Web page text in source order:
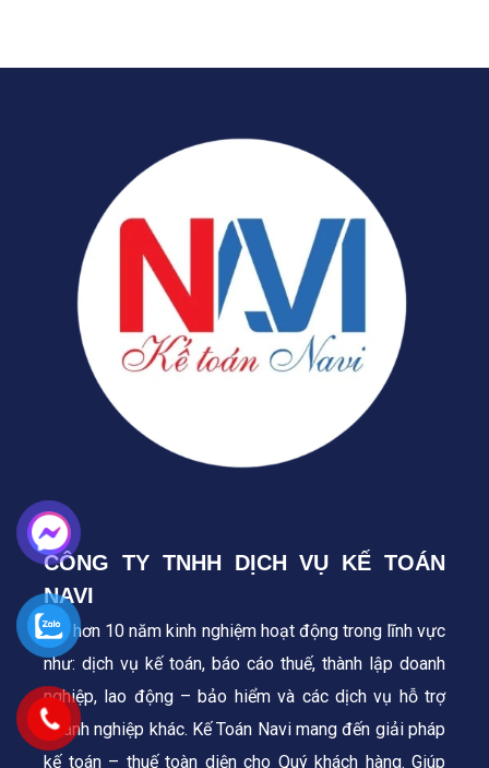
CÔNG TY TNHH DỊCH VỤ KẾ TOÁN
NAVI
Với hơn 10 năm kinh nghiệm hoạt động trong lĩnh vực
như: dịch vụ kế toán, báo cáo thuế, thành lập doanh
nghiệp, lao động – bảo hiểm và các dịch vụ hỗ trợ
doanh nghiệp khác. Kế Toán Navi mang đến giải pháp
kế toán – thuế toàn diện cho Quý khách hàng. Giúp